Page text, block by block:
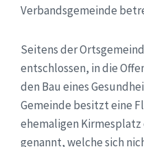
Verbandsgemeinde
Seitens der
entschlossen, in die
den Bau eines
Gemeinde besitzt eine
ehemaligen
genannt, welche sich